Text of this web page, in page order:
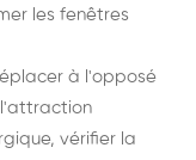
les fenêtres
à l'opposé
vérifier la